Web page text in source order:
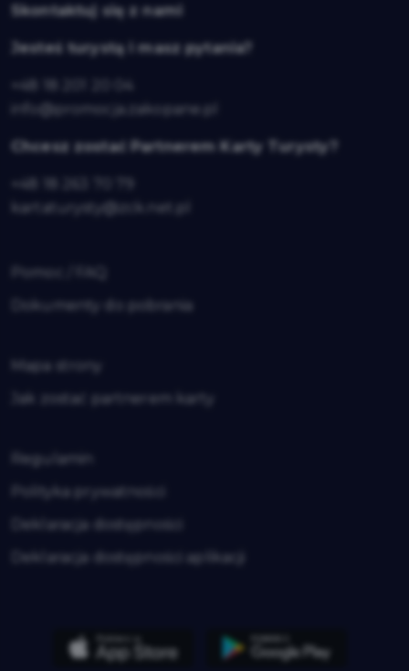
Skontaktuj się z nami
Jesteś turystą i masz pytania?
info@promocja.zakopane.pl
Chcesz zostać Partnerem Karty Turysty?
kartaturysty@zck.net.pl
Dokumenty do pobrania
Mapa strony
Jak zostać partnerem karty
Regulamin
Polityka prywatności
Deklaracja dostępności
Deklaracja dostępności aplikacji